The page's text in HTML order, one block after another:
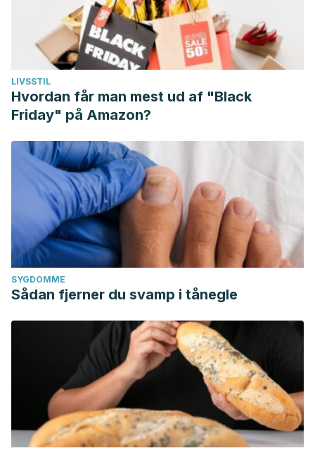
LIVSSTIL
Hvordan får man mest ud af "Black
Friday" på Amazon?
SYGDOMME
Sådan fjerner du svamp i tånegle